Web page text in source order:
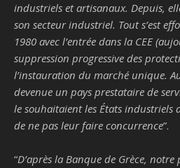
industriels et artisanaux. Depuis,
son secteur industriel. Tout s’est
1980 avec l’entrée dans la CEE
suppression progressive des
l’instauration du marché unique.
devenue un pays prestataire de
le souhaitaient les États industriels
de ne pas leur faire concurrence”.
“D’après la Banque de Grèce, notre